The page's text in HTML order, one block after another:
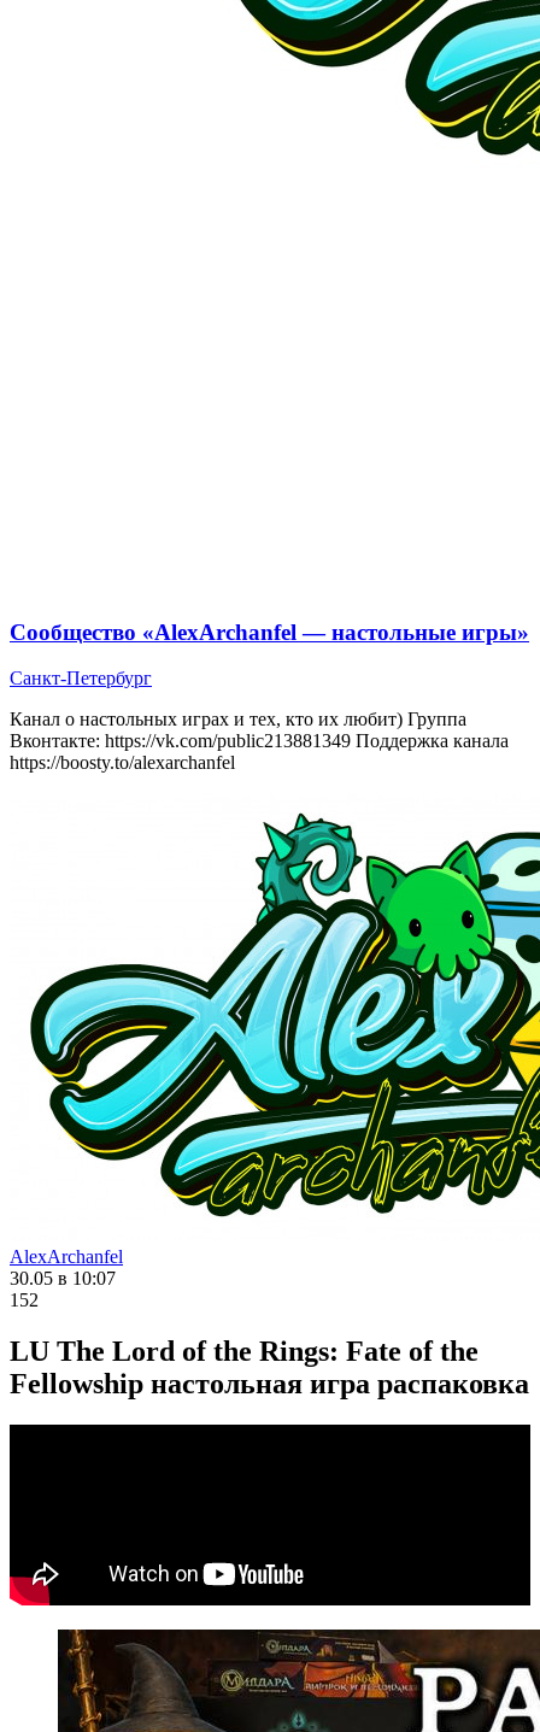
Сообщество «AlexArchanfel — настольные игры»
Санкт-Петербург
Канал о настольных играх и тех, кто их любит) Группа
Вконтакте: https://vk.com/public213881349 Поддержка канала
https://boosty.to/alexarchanfel
AlexArchanfel
30.05 в 10:07
152
LU The Lord of the Rings: Fate of the
Fellowship настольная игра распаковка